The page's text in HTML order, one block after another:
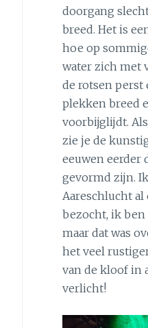
doorgang
breed. Het is
hoe op
water zich met
de rotsen perst
plekken breed
voorbijglijdt.
zie je de
eeuwen eerder
gevormd zijn.
Aareschlucht al
bezocht, ik ben
maar dat was
het veel
van de kloof in
verlicht!